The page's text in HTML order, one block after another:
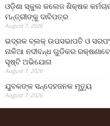
ଓଡ଼ିଶା ସ୍କୁଲ କଲେଜ ଶିକ୍ଷକ
ମନ୍ତ୍ରୀଙ୍କୁ ଦାବିପତ୍ର
August 7, 2026
ଭଦ୍ରକ ବ୍ଲକ୍ ଉପସଭାପତି ଓ
ନାଳିଆ ନଦୀବନ୍ଧ ଗୁଡିକର
ସୃଷ୍ଟି ଅଭିଯୋଗ
August 7, 2026
ଯୁବକଙ୍କ ସନ୍ଦେହଜନକ ମୃତ୍ୟୁ
August 7, 2026